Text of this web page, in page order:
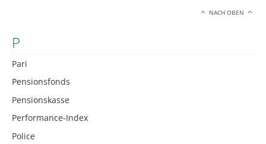
NACH OBEN
P
Pari
Pensionsfonds
Pensionskasse
Performance-Index
Police